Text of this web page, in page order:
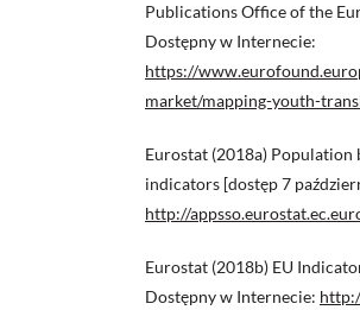
Publications Office of the
Dostępny w Internecie:
https://
market/mapping-youth-
Eurostat (2018a) Population
indicators [dostęp 7
http://
Eurostat (2018b) EU
Dostępny w Internecie: